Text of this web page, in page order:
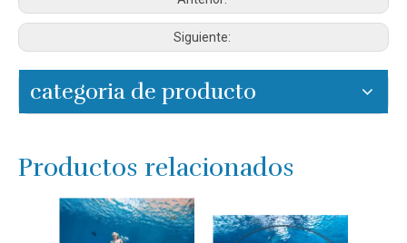
Siguiente:
categoria de producto
Productos relacionados